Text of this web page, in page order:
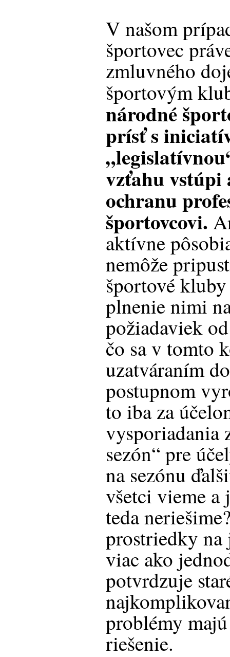
V našom
športovec
zmluvného
športovým
národné
prísť s
vzťahu vstúpi
ochranu
športovcovi.
aktívne
nemôže
športové
plnenie nimi
požiadaviek
čo sa v tomto
uzatváraním
postupnom
to iba za
vysporiadania
sezón“ pre
na sezónu
všetci vieme a
teda
prostriedky na
viac ako
potvrdzuje
problémy
riešenie.